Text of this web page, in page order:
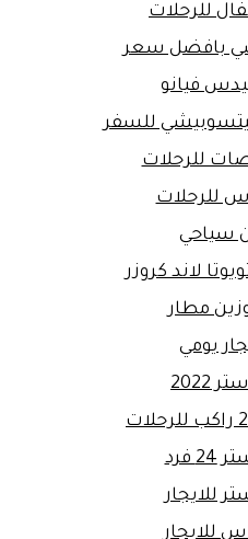
للرحلات
بافضل سعر
فيانو
للسفر
للرحلات
للرحلات
سياحي
لاند كروزر
مطار
يومي
2022
فرد
للايجار
للايجار